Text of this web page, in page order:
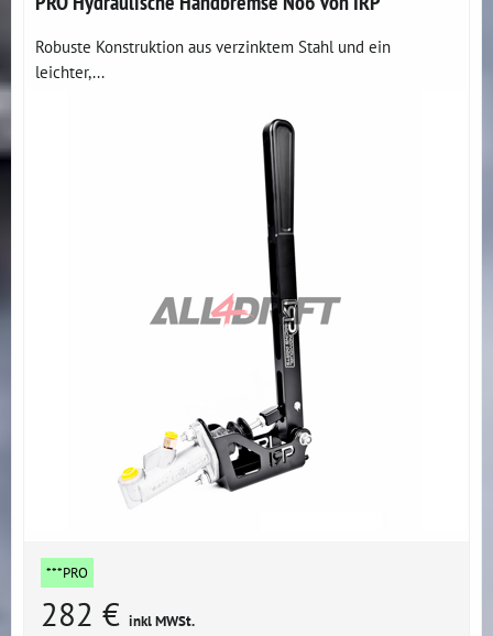
Robuste Konstruktion aus verzinktem Stahl und ein
leichter,...
***PRO
282 € inkl MWSt.